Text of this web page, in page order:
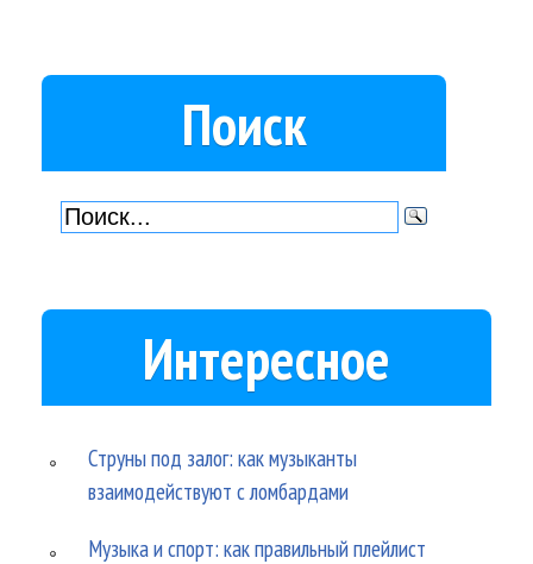
Поиск
Интересное
Струны под залог: как музыканты
взаимодействуют с ломбардами
Музыка и спорт: как правильный плейлист